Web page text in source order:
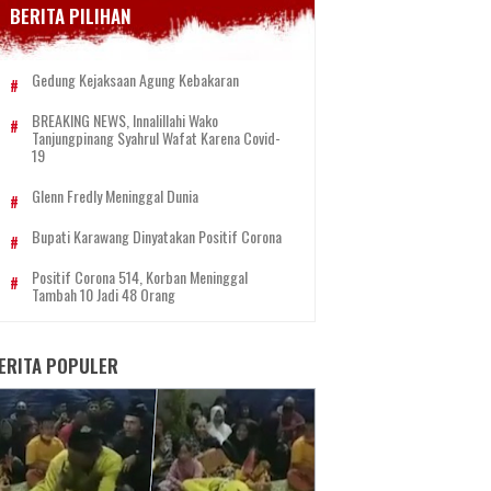
BERITA PILIHAN
Gedung Kejaksaan Agung Kebakaran
BREAKING NEWS, Innalillahi Wako
Tanjungpinang Syahrul Wafat Karena Covid-
19
Glenn Fredly Meninggal Dunia
Bupati Karawang Dinyatakan Positif Corona
Positif Corona 514, Korban Meninggal
Tambah 10 Jadi 48 Orang
POPULER